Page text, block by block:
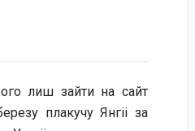
лиш зайти на сайт
плакучу Янгіі за